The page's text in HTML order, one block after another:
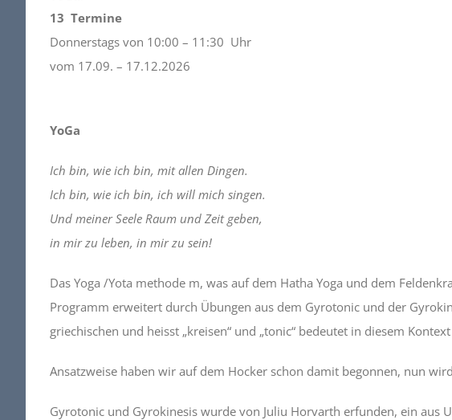
13 Termine
Donnerstags von 10:00 – 11:30 Uhr
vom 17.09. – 17.12.2026
YoGa
Ich bin, wie ich bin, mit allen Dingen.
Ich bin, wie ich bin, ich will mich singen.
Und meiner Seele Raum und Zeit geben,
in mir zu leben, in mir zu sein!
Das Yoga /Yota methode m, was auf dem Hatha Yoga und dem
Programm erweitert durch Übungen aus dem Gyrotonic und der
griechischen und heisst „kreisen“ und „tonic“ bedeutet in diesem Kontext
Ansatzweise haben wir auf dem Hocker schon damit begonnen, nun
Gyrotonic und Gyrokinesis wurde von Juliu Horvarth erfunden, ein aus